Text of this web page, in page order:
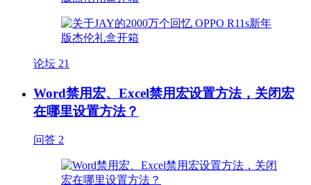
论坛 21
Word禁用宏、Excel禁用宏设置方法，关闭宏
在哪里设置方法？
问答 2